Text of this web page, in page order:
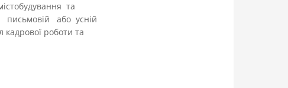
та
письмовій або усній
кадрової роботи та